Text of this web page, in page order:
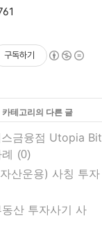
구독하기
카테고리의 다른 글
금융점 Utopia Bit
(0)
산운용) 사칭 투자
산 투자사기 사